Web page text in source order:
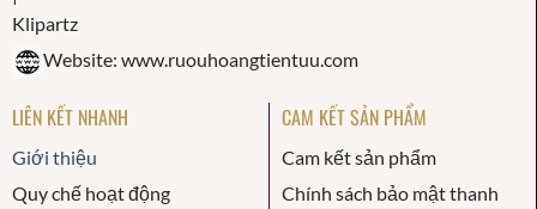
Website: www.ruouhoangtientuu.com
LIÊN KẾT NHANH
Giới thiệu
Quy chế hoạt động
CAM KẾT SẢN PHẨM
Cam kết sản phẩm
Chính sách bảo mật thanh